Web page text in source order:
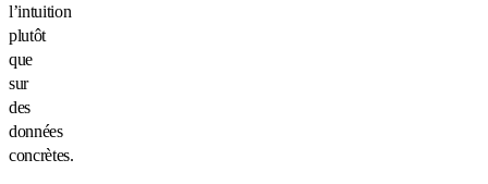
l’intuition
plutôt
que
sur
des
données
concrètes.